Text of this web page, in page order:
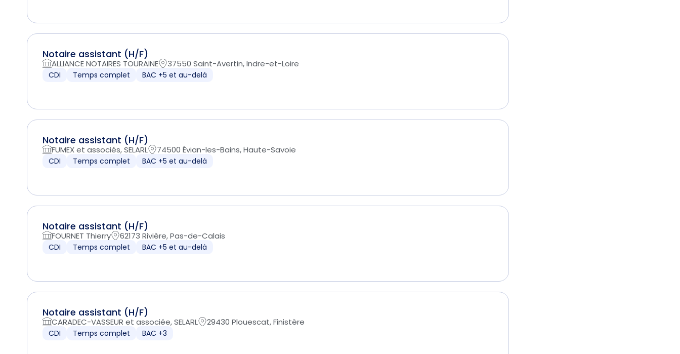
Notaire assistant (H/F)
ALLIANCE NOTAIRES TOURAINE 37550 Saint-Avertin, Indre-et-Loire
CDI Temps complet BAC +5 et au-delà
Notaire assistant (H/F)
FUMEX et associés, SELARL 74500 Évian-les-Bains, Haute-Savoie
CDI Temps complet BAC +5 et au-delà
Notaire assistant (H/F)
FOURNET Thierry 62173 Rivière, Pas-de-Calais
CDI Temps complet BAC +5 et au-delà
Notaire assistant (H/F)
CARADEC-VASSEUR et associée, SELARL 29430 Plouescat, Finistère
CDI Temps complet BAC +3